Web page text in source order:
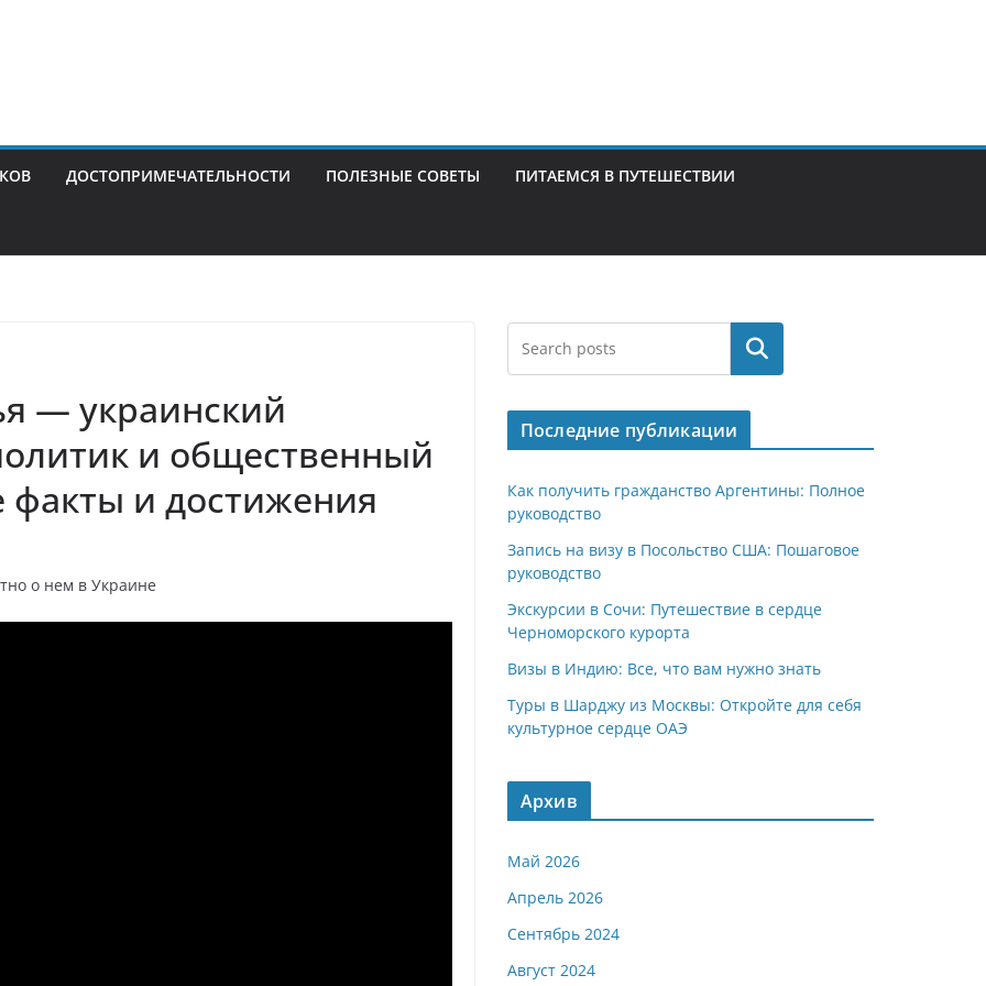
ДОСТОПРИМЕЧАТЕЛЬНОСТИ ПОЛЕЗНЫЕ СОВЕТЫ ПИТАЕМСЯ В ПУТЕШЕСТВИИ
— украинский
и общественный
и достижения
Поиск
Последние публикации
Как получить гражданство Аргентины: Полное
руководство
Запись на визу в Посольство США: Пошаговое
руководство
Экскурсии в Сочи: Путешествие в сердце
Черноморского курорта
Визы в Индию: Все, что вам нужно знать
Туры в Шарджу из Москвы: Откройте для себя
культурное сердце ОАЭ
Архив
Май 2026
Апрель 2026
Сентябрь 2024
Август 2024